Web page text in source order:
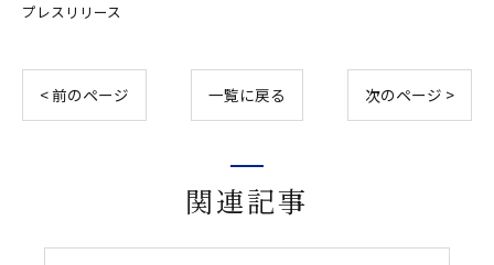
プレスリリース
< 前のページ 一覧に戻る 次のページ >
関連記事